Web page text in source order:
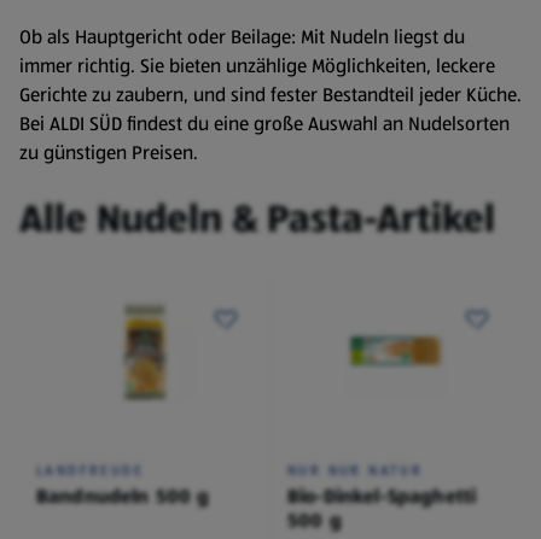
Ob als Hauptgericht oder Beilage: Mit Nudeln liegst du
immer richtig. Sie bieten unzählige Möglichkeiten, leckere
Gerichte zu zaubern, und sind fester Bestandteil jeder Küche.
Bei ALDI SÜD findest du eine große Auswahl an Nudelsorten
zu günstigen Preisen.
Alle Nudeln & Pasta-Artikel
LANDFREUDE
Bandnudeln 500 g
NUR NUR NATUR
Bio-Dinkel-Spaghetti
500 g